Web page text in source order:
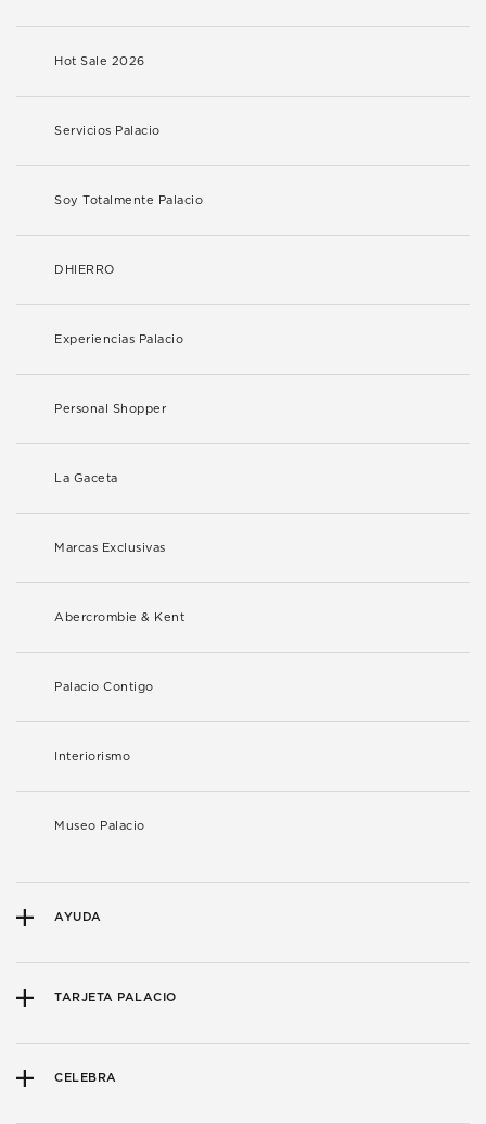
Hot Sale 2026
Servicios Palacio
Soy Totalmente Palacio
DHIERRO
Experiencias Palacio
Personal Shopper
La Gaceta
Marcas Exclusivas
Abercrombie & Kent
Palacio Contigo
Interiorismo
Museo Palacio
AYUDA
TARJETA PALACIO
CELEBRA